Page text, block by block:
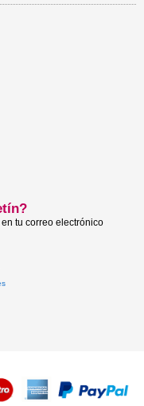
tu correo electrónico